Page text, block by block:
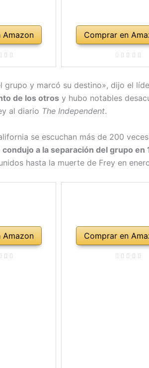
Amazon Comprar en
grupo y marcó su destino», dijo el
de los otros y hubo notables
al diario The Independent.
se escuchan más de 200
a la separación del grupo en
hasta la muerte de Frey en
Amazon Comprar en